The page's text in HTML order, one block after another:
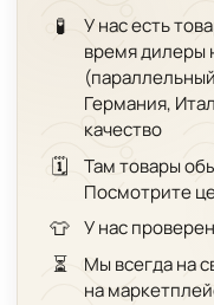
🧪
У нас есть
время дилеры
Германия,
качество
🗓️
Там товары
Посмотрите
👕 У нас
⏳
Мы всегда на
на